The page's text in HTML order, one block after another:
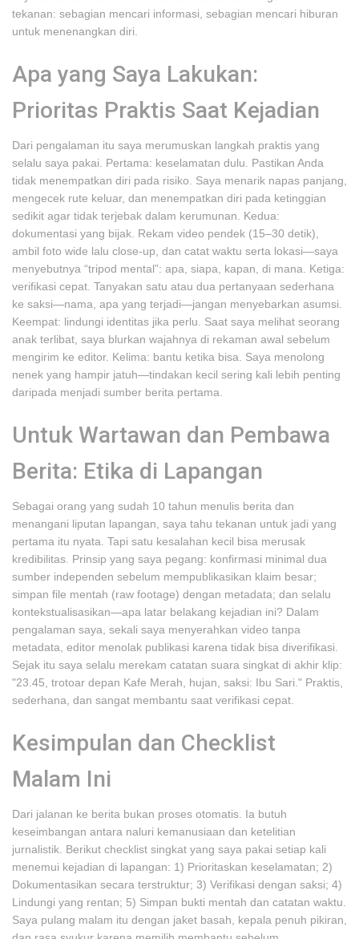
tekanan: sebagian mencari informasi, sebagian mencari hiburan
untuk menenangkan diri.
Apa yang Saya Lakukan:
Prioritas Praktis Saat Kejadian
Dari pengalaman itu saya merumuskan langkah praktis yang
selalu saya pakai. Pertama: keselamatan dulu. Pastikan Anda
tidak menempatkan diri pada risiko. Saya menarik napas panjang,
mengecek rute keluar, dan menempatkan diri pada ketinggian
sedikit agar tidak terjebak dalam kerumunan. Kedua:
dokumentasi yang bijak. Rekam video pendek (15–30 detik),
ambil foto wide lalu close-up, dan catat waktu serta lokasi—saya
menyebutnya “tripod mental”: apa, siapa, kapan, di mana. Ketiga:
verifikasi cepat. Tanyakan satu atau dua pertanyaan sederhana
ke saksi—nama, apa yang terjadi—jangan menyebarkan asumsi.
Keempat: lindungi identitas jika perlu. Saat saya melihat seorang
anak terlibat, saya blurkan wajahnya di rekaman awal sebelum
mengirim ke editor. Kelima: bantu ketika bisa. Saya menolong
nenek yang hampir jatuh—tindakan kecil sering kali lebih penting
daripada menjadi sumber berita pertama.
Untuk Wartawan dan Pembawa
Berita: Etika di Lapangan
Sebagai orang yang sudah 10 tahun menulis berita dan
menangani liputan lapangan, saya tahu tekanan untuk jadi yang
pertama itu nyata. Tapi satu kesalahan kecil bisa merusak
kredibilitas. Prinsip yang saya pegang: konfirmasi minimal dua
sumber independen sebelum mempublikasikan klaim besar;
simpan file mentah (raw footage) dengan metadata; dan selalu
kontekstualisasikan—apa latar belakang kejadian ini? Dalam
pengalaman saya, sekali saya menyerahkan video tanpa
metadata, editor menolak publikasi karena tidak bisa diverifikasi.
Sejak itu saya selalu merekam catatan suara singkat di akhir klip:
"23.45, trotoar depan Kafe Merah, hujan, saksi: Ibu Sari." Praktis,
sederhana, dan sangat membantu saat verifikasi cepat.
Kesimpulan dan Checklist
Malam Ini
Dari jalanan ke berita bukan proses otomatis. Ia butuh
keseimbangan antara naluri kemanusiaan dan ketelitian
jurnalistik. Berikut checklist singkat yang saya pakai setiap kali
menemui kejadian di lapangan: 1) Prioritaskan keselamatan; 2)
Dokumentasikan secara terstruktur; 3) Verifikasi dengan saksi; 4)
Lindungi yang rentan; 5) Simpan bukti mentah dan catatan waktu.
Saya pulang malam itu dengan jaket basah, kepala penuh pikiran,